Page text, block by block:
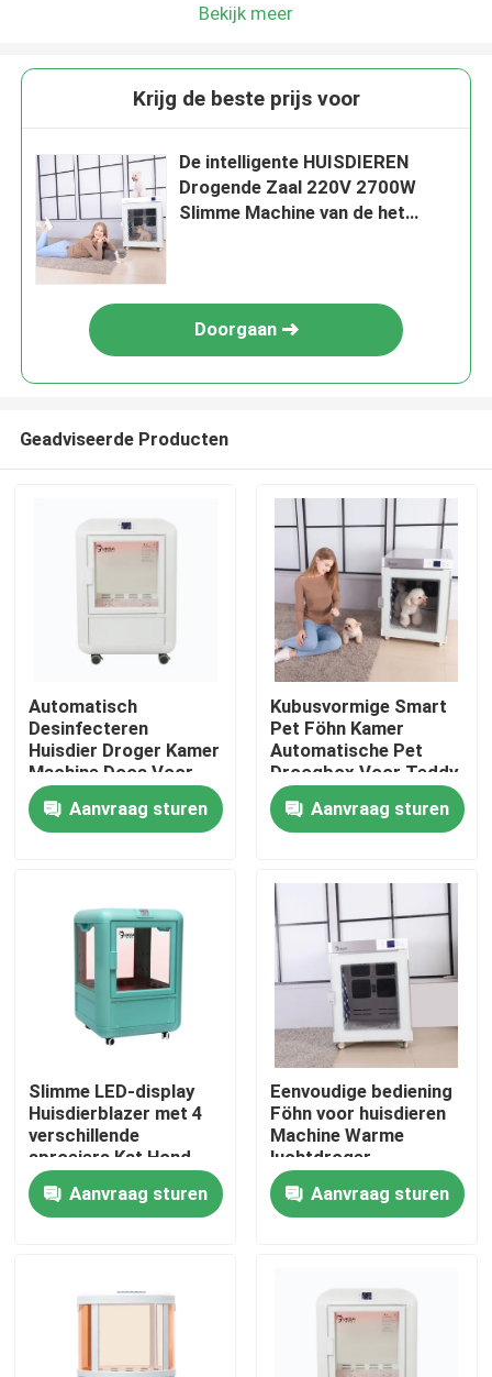
Huis
Producten
Fabrieksreis
Kwaliteitscontrole
Contacteer ons
Nieuws
De Automaat van de draaischijfband
automatische bandautomaat
Bekijk meer
Krijg de beste prijs voor
De intelligente HUISDIEREN
Drogende Zaal 220V 2700W
Slimme Machine van de het
Doorgaan
Geadviseerde Producten
Automatisch
Desinfecteren
Huisdier Droger Kamer
Machine Doos Voor
Huishoudelijke Kat
Droger K5 1 - 9
Eenheden
Aanvraag sturen
Kubusvormige Smart
Pet Föhn Kamer
Automatische Pet
Droogbox Voor Teddy
Cats
Aanvraag sturen
Slimme LED-display
Huisdierblazer met 4
verschillende
sproeiers Kat Hond
Water
Aanvraag sturen
Eenvoudige bediening
Föhn voor huisdieren
Machine Warme
luchtdroger
Huisdierenkamer
DierenAanvraag sturen